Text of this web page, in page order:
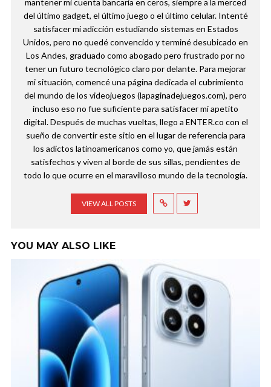
del último gadget, el último juego o el último celular. Intenté
satisfacer mi adicción estudiando sistemas en Estados
Unidos, pero no quedé convencido y terminé desubicado en
Los Andes, graduado como abogado pero frustrado por no
tener un futuro tecnológico claro por delante. Para mejorar
mi situación, comencé una página dedicada el cubrimiento
del mundo de los videojuegos (lapaginadejuegos.com), pero
incluso eso no fue suficiente para satisfacer mi apetito
digital. Después de muchas vueltas, llego a ENTER.co con el
sueño de convertir este sitio en el lugar de referencia para
los adictos latinoamericanos como yo, que jamás están
satisfechos y viven al borde de sus sillas, pendientes de
todo lo que ocurre en el maravilloso mundo de la tecnología.
VIEW ALL POSTS
YOU MAY ALSO LIKE